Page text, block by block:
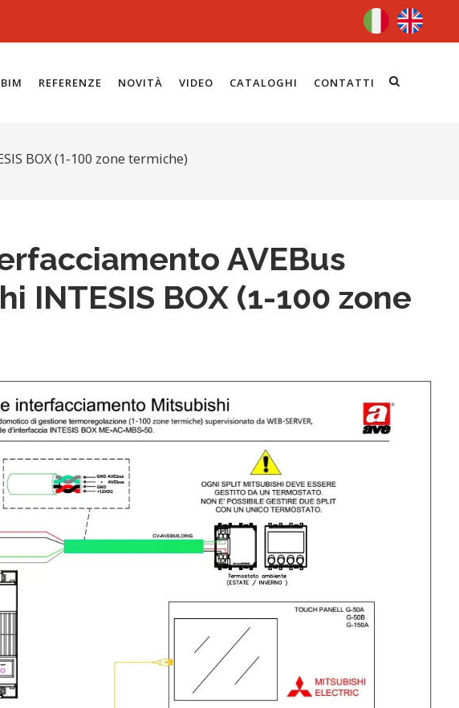
BIM REFERENZE NOVITÀ VIDEO CATALOGHI CONTATTI
BOX (1-100 zone termiche)
AVEBus
INTESIS BOX (1-100 zone